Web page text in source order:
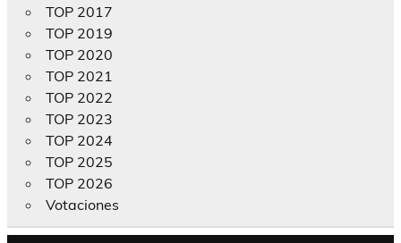
TOP 2017
TOP 2019
TOP 2020
TOP 2021
TOP 2022
TOP 2023
TOP 2024
TOP 2025
TOP 2026
Votaciones